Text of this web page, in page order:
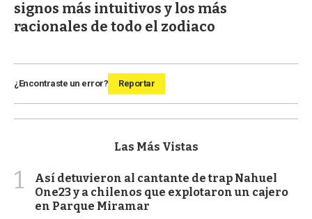
signos más intuitivos y los más
racionales de todo el zodiaco
¿Encontraste un error? Reportar
Las Más Vistas
1
Así detuvieron al cantante de trap Nahuel
One23 y a chilenos que explotaron un cajero
en Parque Miramar